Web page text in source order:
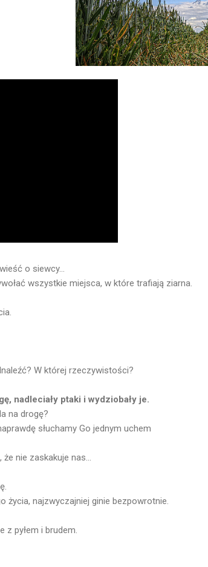
o siewcy...
wszystkie miejsca, w które trafiają ziarna.
W której rzeczywistości?
nadleciały ptaki i wydziobały je.
na drogę?
słuchamy Go jednym uchem
nie zaskakuje nas...
życia, najzwyczajniej ginie bezpowrotnie.
pyłem i brudem.